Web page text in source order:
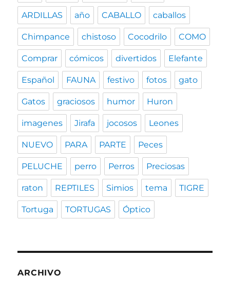
ARDILLAS año CABALLO caballos
Chimpance chistoso Cocodrilo COMO
Comprar cómicos divertidos Elefante
Español FAUNA festivo fotos gato
Gatos graciosos humor Huron
imagenes Jirafa jocosos Leones
NUEVO PARA PARTE Peces
PELUCHE perro Perros Preciosas
raton REPTILES Simios tema TIGRE
Tortuga TORTUGAS Óptico
ARCHIVO